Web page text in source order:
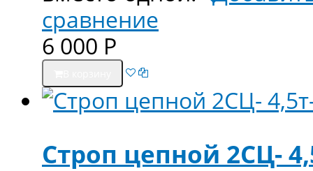
сравнение
6 000 Р
Строп цепной 2СЦ-